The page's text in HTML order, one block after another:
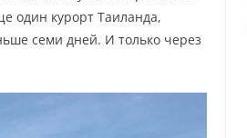
один курорт Таиланда,
семи дней. И только через